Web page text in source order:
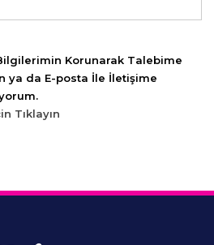
Korunarak Talebime
ya da E-posta İle İletişime
Tıklayın